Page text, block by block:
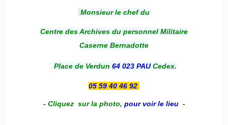
Monsieur le chef du
Centre des Archives du personnel Militaire
Caserne Bernadotte
Place de Verdun 64 023 PAUCedex.
05 59 40 46 92
- Cliquez sur la photo, pour voir le lieu -